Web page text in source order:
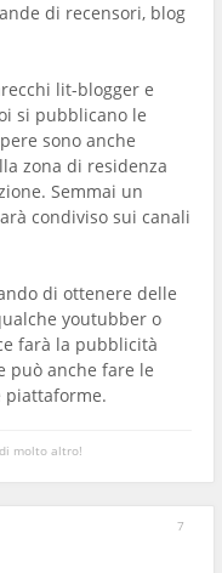
di recensori, blog
lit-blogger e
si pubblicano le
sono anche
zona di residenza
Semmai un
condiviso sui canali
di ottenere delle
youtubber o
farà la pubblicità
può anche fare le
piattaforme.
molto altro!
7